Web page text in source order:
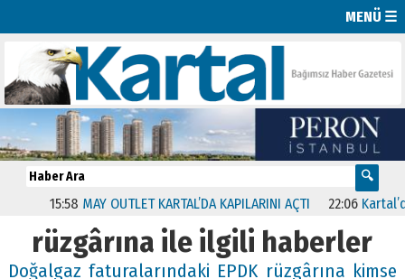
MENÜ ☰
15:58 MAY OUTLET KARTAL’DA KAPILARINI AÇTI 22:06 Kartal’da
rüzgârına ile ilgili haberler
Doğalgaz faturalarındaki EPDK rüzgârına kimse